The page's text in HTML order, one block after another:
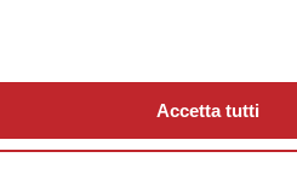
Accetta tutti